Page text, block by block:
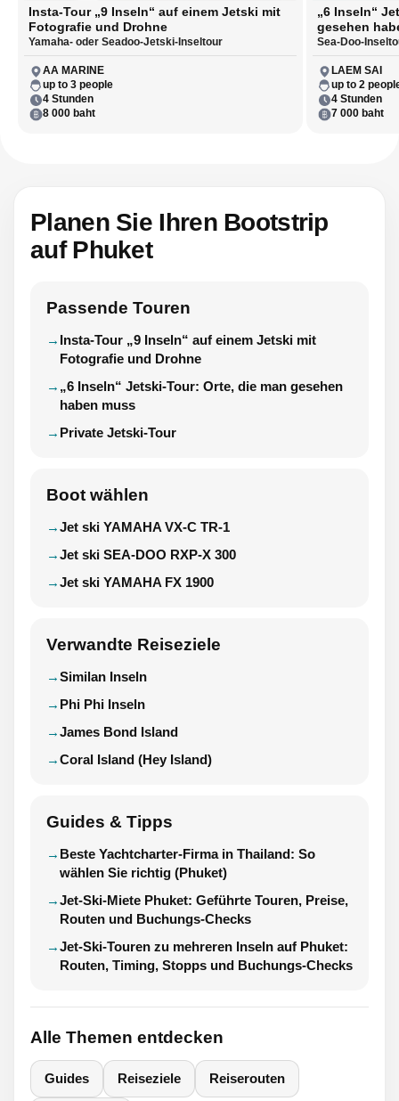
Insta-Tour „9 Inseln“ auf einem Jetski mit
Fotografie und Drohne
Yamaha- oder Seadoo-Jetski-Inseltour
AA MARINE
up to 3 people
4 Stunden
8 000 baht
„6 Inseln“
gesehen
Sea-Doo-
LAEM SAI
up to 2
4 Stunden
7 000 baht
Planen Sie Ihren Bootstrip
auf Phuket
Passende Touren
Insta-Tour „9 Inseln“ auf einem Jetski mit
Fotografie und Drohne
„6 Inseln“ Jetski-Tour: Orte, die man gesehen
haben muss
Private Jetski-Tour
Boot wählen
Jet ski YAMAHA VX-C TR-1
Jet ski SEA-DOO RXP-X 300
Jet ski YAMAHA FX 1900
Verwandte Reiseziele
Similan Inseln
Phi Phi Inseln
James Bond Island
Coral Island (Hey Island)
Guides & Tipps
Beste Yachtcharter-Firma in Thailand: So
wählen Sie richtig (Phuket)
Jet-Ski-Miete Phuket: Geführte Touren, Preise,
Routen und Buchungs-Checks
Jet-Ski-Touren zu mehreren Inseln auf Phuket:
Routen, Timing, Stopps und Buchungs-Checks
Alle Themen entdecken
Guides Reiseziele Reiserouten